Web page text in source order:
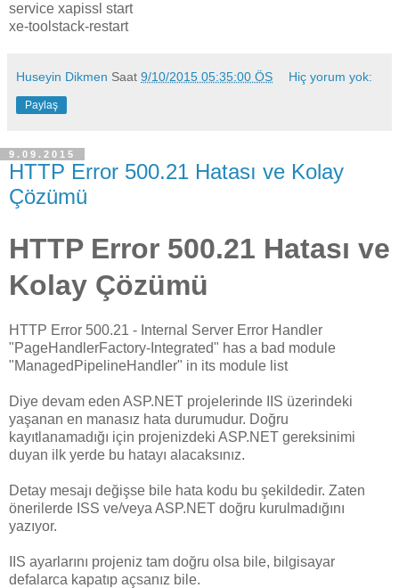
service xapissl start
xe-toolstack-restart
Huseyin Dikmen Saat 9/10/2015 05:35:00 ÖS Hiç yorum yok:
Paylaş
9.09.2015
HTTP Error 500.21 Hatası ve Kolay
Çözümü
HTTP Error 500.21 Hatası ve
Kolay Çözümü
HTTP Error 500.21 - Internal Server Error Handler
"PageHandlerFactory-Integrated" has a bad module
"ManagedPipelineHandler" in its module list
Diye devam eden ASP.NET projelerinde IIS üzerindeki
yaşanan en manasız hata durumudur. Doğru
kayıtlanamadığı için projenizdeki ASP.NET gereksinimi
duyan ilk yerde bu hatayı alacaksınız.
Detay mesajı değişse bile hata kodu bu şekildedir. Zaten
önerilerde ISS ve/veya ASP.NET doğru kurulmadığını
yazıyor.
IIS ayarlarını projeniz tam doğru olsa bile, bilgisayar
defalarca kapatıp açsanız bile.